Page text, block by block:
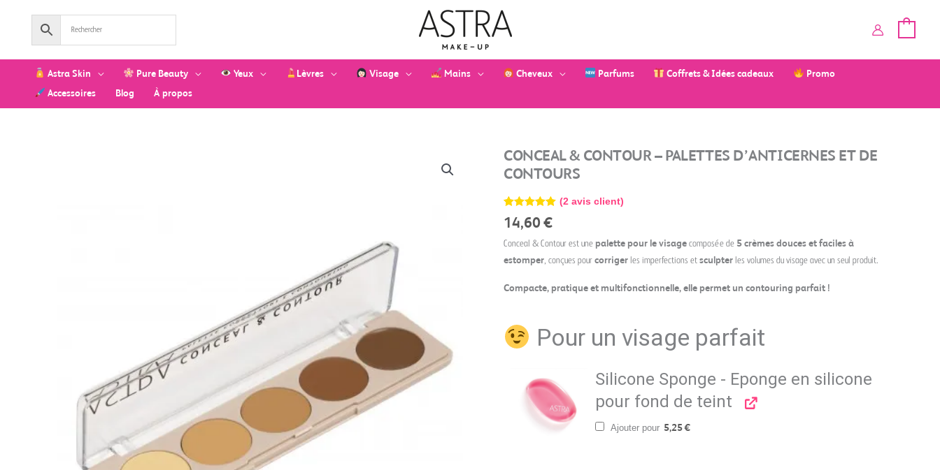
Astra Skin Pure Beauty Yeux Lèvres Visage Mains Cheveux Parfums Coffrets & Idées cadeaux
Promo
Accessoires
Blog À propos
CONCEAL & CONTOUR – PALETTES D’ANTICERNES ET DE
CONTOURS
Noté 5.00
sur 5
2
notations
client
(2avis client)
14,60€
Conceal & Contour est une palette pour le visage composée de 5 crèmes douces et faciles à
estomper, conçues pour corriger les imperfections et sculpter les volumes du visage avec un seul produit.
Compacte, pratique et multifonctionnelle, elle permet un contouring parfait !
Pour un visage parfait
Silicone Sponge - Eponge en silicone
pour fond de teint
Ajouter pour 5,25€
quantité
de
Conceal
&
Contour
-
Palettes
et
contours